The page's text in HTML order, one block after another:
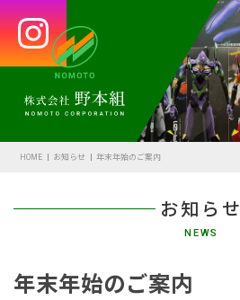
お知らせ
NEWS
HOME お知らせ 年末年始のご案内
年末年始のご案内
HOME
代表あいさつ
会社概要・沿革
受賞歴